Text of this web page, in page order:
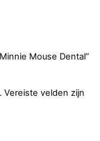
Mouse Dental”
Vereiste velden zijn